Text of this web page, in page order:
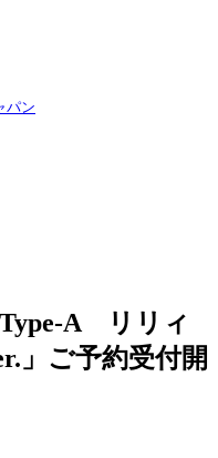
パン
A リリィ
」ご予約受付開